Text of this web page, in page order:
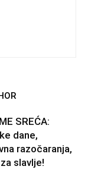
SREĆA:
dane,
razočaranja,
slavlje!